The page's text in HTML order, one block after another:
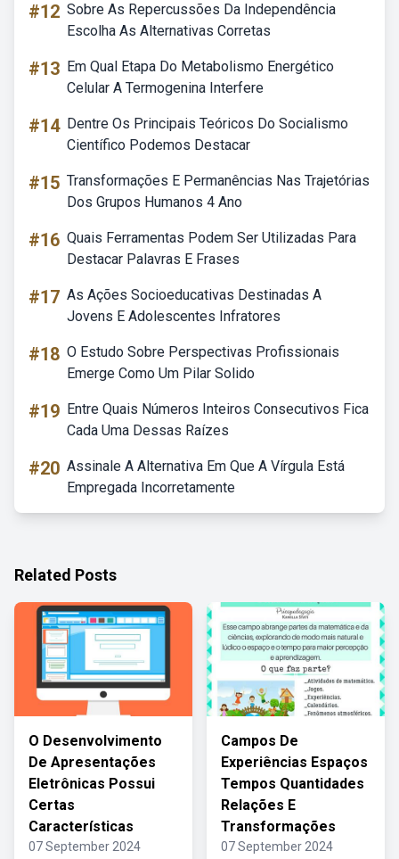
#12 Sobre As Repercussões Da Independência
Escolha As Alternativas Corretas
#13 Em Qual Etapa Do Metabolismo Energético
Celular A Termogenina Interfere
#14 Dentre Os Principais Teóricos Do Socialismo
Científico Podemos Destacar
#15 Transformações E Permanências Nas Trajetórias
Dos Grupos Humanos 4 Ano
#16 Quais Ferramentas Podem Ser Utilizadas Para
Destacar Palavras E Frases
#17 As Ações Socioeducativas Destinadas A
Jovens E Adolescentes Infratores
#18 O Estudo Sobre Perspectivas Profissionais
Emerge Como Um Pilar Solido
#19 Entre Quais Números Inteiros Consecutivos Fica
Cada Uma Dessas Raízes
#20 Assinale A Alternativa Em Que A Vírgula Está
Empregada Incorretamente
Related Posts
O Desenvolvimento
De Apresentações
Eletrônicas Possui
Certas
Características
07 September 2024
Campos De
Experiências Espaços
Tempos Quantidades
Relações E
Transformações
07 September 2024